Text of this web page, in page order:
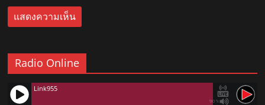
Radio Online
90%
Link955